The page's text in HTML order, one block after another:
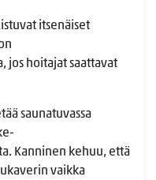
itsenäiset
jos hoitajat saattavat
saunatuvassa
Kanninen kehuu, että
vaikka